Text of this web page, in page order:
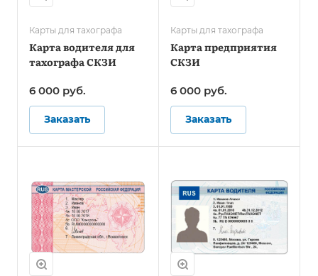
Карты для тахографа
Карта водителя для
тахографа СКЗИ
6 000 руб.
Заказать
Карты для тахографа
Карта предприятия
СКЗИ
6 000 руб.
Заказать